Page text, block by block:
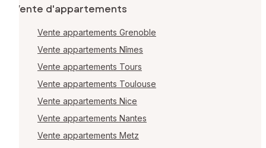
Vente d'appartements
Vente appartements Grenoble
Vente appartements Nîmes
Vente appartements Tours
Vente appartements Toulouse
Vente appartements Nice
Vente appartements Nantes
Vente appartements Metz